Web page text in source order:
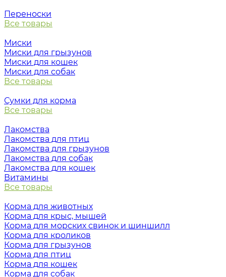
Переноски
Все товары
Миски
Миски для грызунов
Миски для кошек
Миски для собак
Все товары
Сумки для корма
Все товары
Лакомства
Лакомства для птиц
Лакомства для грызунов
Лакомства для собак
Лакомства для кошек
Витамины
Все товары
Корма для животных
Корма для крыс, мышей
Корма для морских свинок и шиншилл
Корма для кроликов
Корма для грызунов
Корма для птиц
Корма для кошек
Корма для собак